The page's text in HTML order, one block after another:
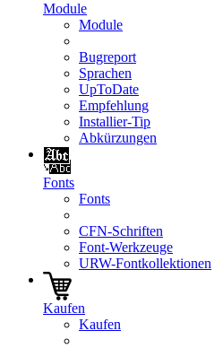
Module
Module
Bugreport
Sprachen
UpToDate
Empfehlung
Installier-Tip
Abkürzungen
Fonts
Fonts
CFN-Schriften
Font-Werkzeuge
URW-Fontkollektionen
Kaufen
Kaufen